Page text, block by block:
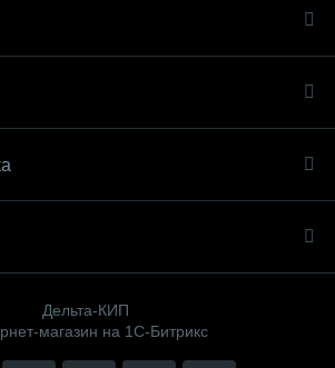
Дельта-КИП
магазин на 1С-Битрикс